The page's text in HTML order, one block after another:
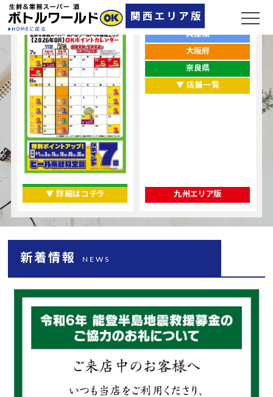
ポイントカレンダー
▼ 詳細はコチラ
お店をエリアから探す
兵庫県
大阪府
奈良県
▼ 店舗一覧
九州エリア版
新着情報 NEWS